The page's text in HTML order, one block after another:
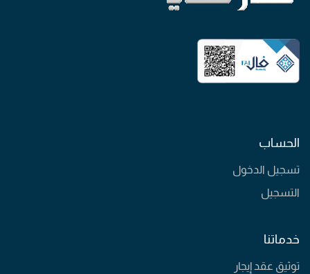
الحساب
تسجيل الدخول
التسجيل
خدماتنا
توثيق عقد إيجار